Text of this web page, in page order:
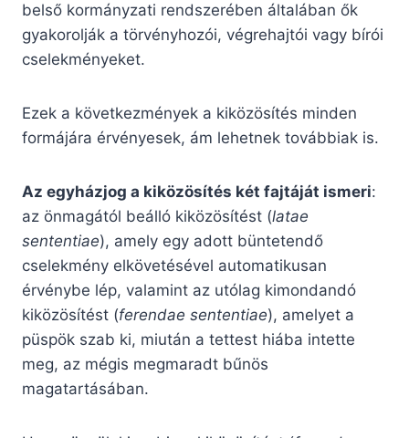
belső kormányzati rendszerében általában ők
gyakorolják a törvényhozói, végrehajtói vagy bírói
cselekményeket.
Ezek a következmények a kiközösítés minden
formájára érvényesek, ám lehetnek továbbiak is.
Az egyházjog a kiközösítés két fajtáját ismeri:
az önmagától beálló kiközösítést (latae
sententiae), amely egy adott büntetendő
cselekmény elkövetésével automatikusan
érvénybe lép, valamint az utólag kimondandó
kiközösítést (ferendae sententiae), amelyet a
püspök szab ki, miután a tettest hiába intette
meg, az mégis megmaradt bűnös
magatartásában.